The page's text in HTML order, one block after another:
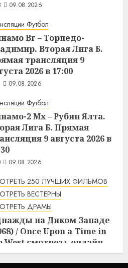
09.08.2026
Футбол
Вг – Торпедо-
Вторая Лига Б.
трансляция 9
2026 в 17:00
09.08.2026
Футбол
2 Мх – Рубин Ялта.
Лига Б. Прямая
9 августа 2026 в
09.08.2026
250 ЛУЧШИХ ФИЛЬМОВ
ВЕСТЕРНЫ
ДРАМЫ
на Диком Западе
/ Once Upon a Time in
West смотреть онлайн
09.08.2026